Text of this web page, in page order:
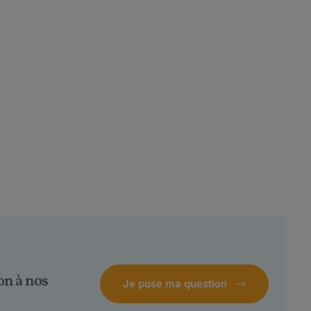
à nos Je pose ma question